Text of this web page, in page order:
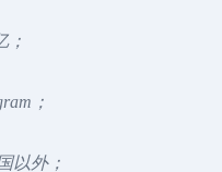
；
；
以外；